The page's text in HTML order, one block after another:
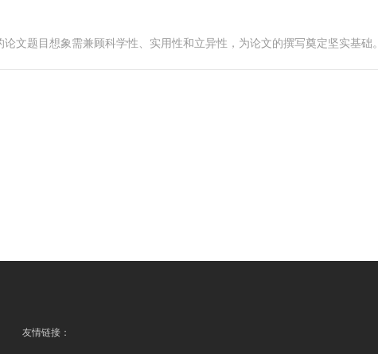
文题目想象需兼顾科学性、实用性和立异性，为论文的撰写奠定坚实基础。
友情链接：